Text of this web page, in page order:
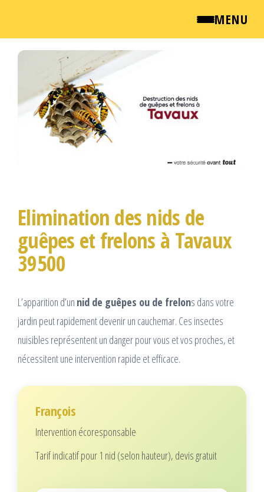
MENU
QUI SOMMES NOUS ?
NEWSROOM
TARIFS
Passer
Elimination des nids de
guêpes et frelons à Tavaux
39500
L’apparition d’un nid de guêpes ou de frelons dans votre
jardin peut rapidement devenir un cauchemar. Ces insectes
nuisibles représentent un danger pour vous et vos proches, et
nécessitent une intervention rapide et efficace.
François
Intervention écoresponsable
Tarif indicatif pour 1 nid (selon hauteur), devis gratuit